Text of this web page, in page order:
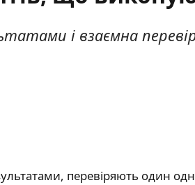
і взаємна
перевіряють один